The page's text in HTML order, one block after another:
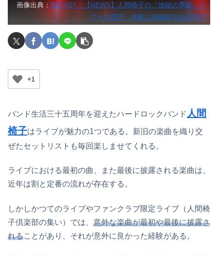
画像出典： BEEAST：【NEWS】人間椅子の『地獄の季節』ツ
アー大団円 来春に和嶋慎治自伝発売
+1
バンド生活三十五周年を迎えたハードロックバンド 人間
椅子はライブが魅力の1つである。新旧の楽曲を織り交
ぜたセットリストも毎回楽しませてくれる。
ライブにおける最初の曲、また最後に披露される楽曲は、
近年は割と定番の流れが存在する。
しかしかつてのライブやファンクラブ限定ライブ（人間椅
子倶楽部の集い）では、 意外な楽曲が最初や最後に披露さ
れることがあり、それが意外に良かった経験がある。